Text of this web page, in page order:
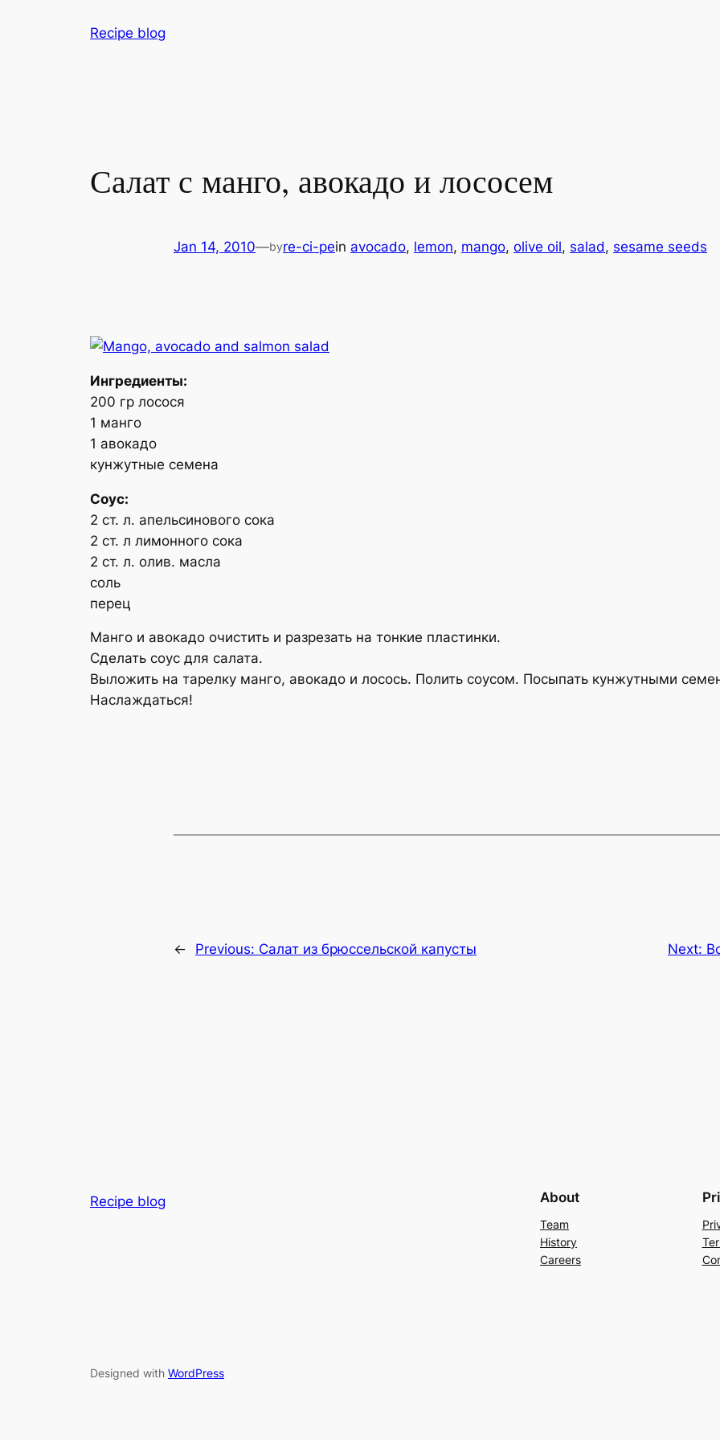
Recipe blog
Салат с манго, авокадо и лососем
Jan 14, 2010—byre-ci-pein avocado, lemon, mango, olive oil, salad, sesame seeds
Ингредиенты:
200 гр лосося
1 манго
1 авокадо
кунжутные семена
Соус:
2 ст. л. апельсинового сока
2 ст. л лимонного сока
2 ст. л. олив. масла
соль
перец
Манго и авокадо очистить и разрезать на тонкие пластинки.
Сделать соус для салата.
Выложить на тарелку манго, авокадо и лосось. Полить соусом. Посыпать кунжутными
Наслаждаться!
← Previous: Салат из брюссельской капусты Next:
Recipe blog About
Team
History
Careers
Designed with WordPress